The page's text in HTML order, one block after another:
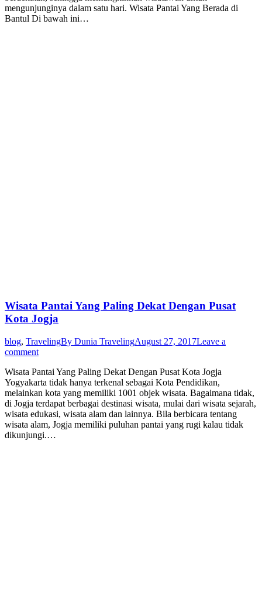
mengunjunginya dalam satu hari. Wisata Pantai Yang Berada di
Bantul Di bawah ini…
Wisata Pantai Yang Paling Dekat Dengan Pusat
Kota Jogja
blog, TravelingBy Dunia TravelingAugust 27, 2017Leave a
comment
Wisata Pantai Yang Paling Dekat Dengan Pusat Kota Jogja
Yogyakarta tidak hanya terkenal sebagai Kota Pendidikan,
melainkan kota yang memiliki 1001 objek wisata. Bagaimana tidak,
di Jogja terdapat berbagai destinasi wisata, mulai dari wisata sejarah,
wisata edukasi, wisata alam dan lainnya. Bila berbicara tentang
wisata alam, Jogja memiliki puluhan pantai yang rugi kalau tidak
dikunjungi.…